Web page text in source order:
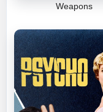
Weapons